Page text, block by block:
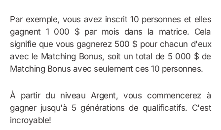
Par exemple, vous avez inscrit 10 personnes et elles
gagnent 1 000 $ par mois dans la matrice. Cela
signifie que vous gagnerez 500 $ pour chacun d'eux
avec le Matching Bonus, soit un total de 5 000 $ de
Matching Bonus avec seulement ces 10 personnes.
À partir du niveau Argent, vous commencerez à
gagner jusqu'à 5 générations de qualificatifs. C'est
incroyable!